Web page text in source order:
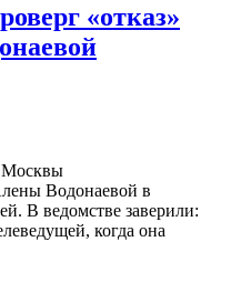
«отказ»
Москвы
Водонаевой в
В ведомстве заверили:
когда она